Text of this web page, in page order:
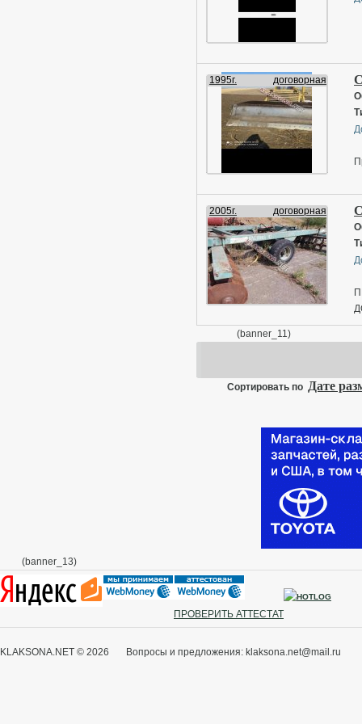
1995г. договорная
2005г. договорная
(banner_11)
Сортировать по Дате
(banner_13)
ПРОВЕРИТЬ АТТЕСТАТ
KLAKSONA.NET © 2026 Вопросы и предложения: klaksona.net@mail.ru